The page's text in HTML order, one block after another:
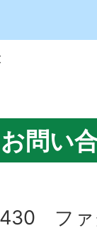
問い
フ